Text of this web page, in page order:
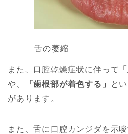
舌の萎縮
また、口腔乾燥症状に伴って
や、
「歯根部が着色する」
と
があります。
また、舌に口腔カンジダを示